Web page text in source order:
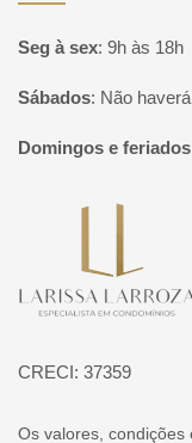
Seg à sex: 9h às 18h
Sábados: Não
Domingos e feriados
CRECI: 37359
Os valores, condições